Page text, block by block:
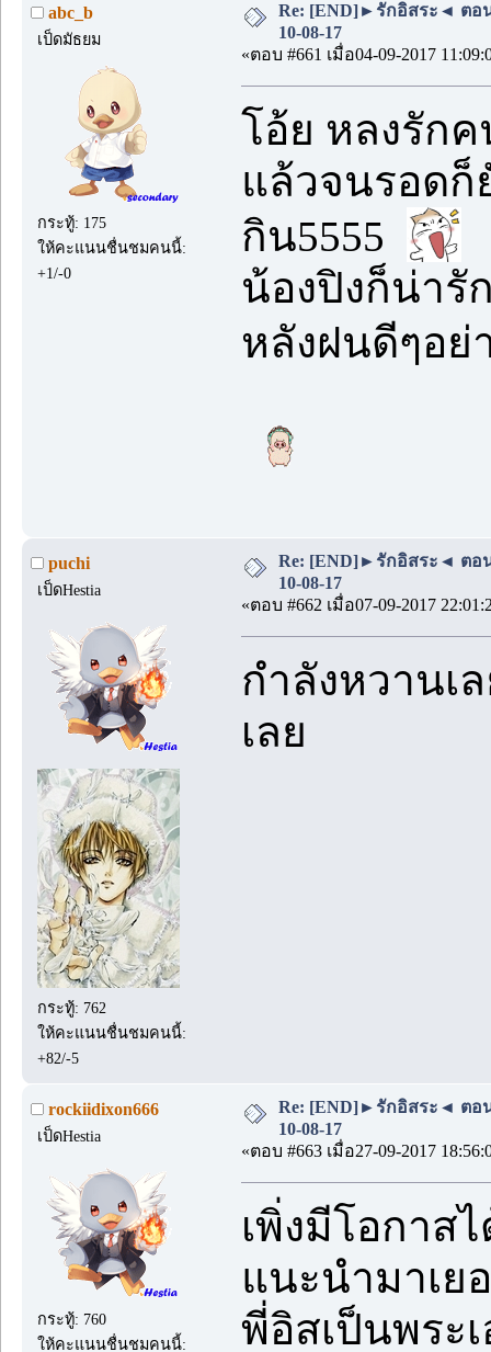
abc_b
เป็ดมัธยม
กระทู้: 175
ให้คะแนนชื่นชมคนนี้:
+1/-0
Re: [END]►รักอิสระ◄ ตอ
10-08-17
«ตอบ #661 เมื่อ04-09-2017
โอ้ย หลงรัก
แล้วจนรอดก็
กิน5555
น้องปิงก็น่ารั
หลังฝนดีๆอย่
puchi
เป็ดHestia
กระทู้: 762
ให้คะแนนชื่นชมคนนี้:
+82/-5
Re: [END]►รักอิสระ◄ ตอ
10-08-17
«ตอบ #662 เมื่อ07-09-2017
กำลังหวานเ
เลย
rockiidixon666
เป็ดHestia
กระทู้: 760
ให้คะแนนชื่นชมคนนี้:
Re: [END]►รักอิสระ◄ ตอ
10-08-17
«ตอบ #663 เมื่อ27-09-2017
เพิ่งมีโอกาส
แนะนำมาเย
พี่อิสเป็นพระ